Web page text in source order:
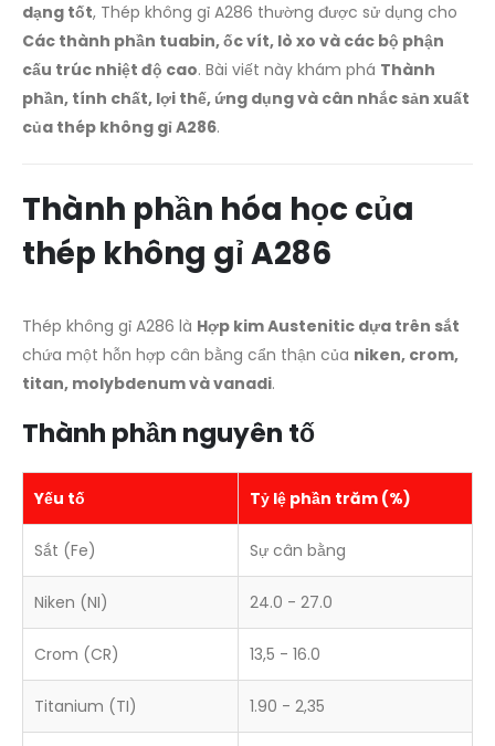
dạng tốt, Thép không gỉ A286 thường được sử dụng cho
Các thành phần tuabin, ốc vít, lò xo và các bộ phận
cấu trúc nhiệt độ cao. Bài viết này khám phá Thành
phần, tính chất, lợi thế, ứng dụng và cân nhắc sản xuất
của thép không gỉ A286.
Thành phần hóa học của
thép không gỉ A286
Thép không gỉ A286 là Hợp kim Austenitic dựa trên sắt
chứa một hỗn hợp cân bằng cẩn thận của niken, crom,
titan, molybdenum và vanadi.
Thành phần nguyên tố
Yếu tố Tỷ lệ phần trăm (%)
Sắt (Fe) Sự cân bằng
Niken (NI) 24.0 - 27.0
Crom (CR) 13,5 - 16.0
Titanium (TI) 1.90 - 2,35